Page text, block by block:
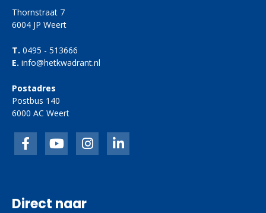
Thornstraat 7
6004 JP Weert
T. 0495 - 513666
E. info@hetkwadrant.nl
Postadres
Postbus 140
6000 AC Weert
Direct naar